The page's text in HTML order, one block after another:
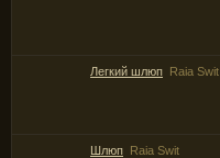
Легкий шлюп Raia Swit
Шлюп Raia Swit